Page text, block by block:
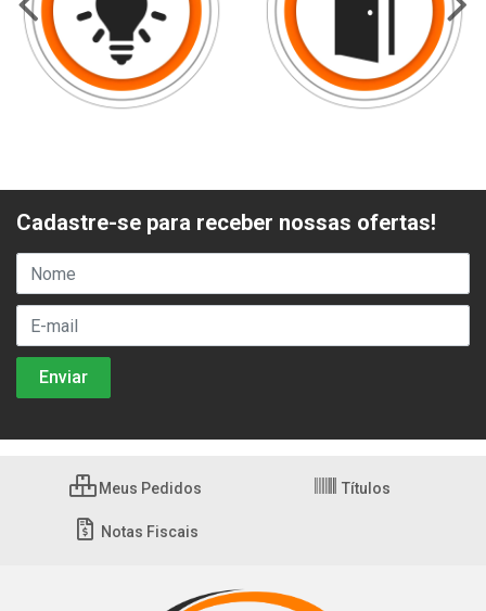
Cadastre-se para receber nossas ofertas!
Meus Pedidos Títulos
Notas Fiscais